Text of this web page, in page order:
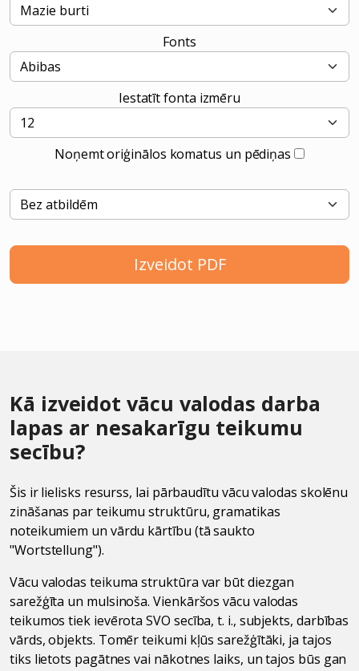
Fonts
Iestatīt fonta izmēru
Noņemt oriģinālos komatus un pēdiņas
Izveidot PDF
Kā izveidot vācu valodas darba
lapas ar nesakarīgu teikumu
secību?
Šis ir lielisks resurss, lai pārbaudītu vācu valodas skolēnu
zināšanas par teikumu struktūru, gramatikas
noteikumiem un vārdu kārtību (tā saukto
"Wortstellung").
Vācu valodas teikuma struktūra var būt diezgan
sarežģīta un mulsinoša. Vienkāršos vācu valodas
teikumos tiek ievērota SVO secība, t. i., subjekts, darbības
vārds, objekts. Tomēr teikumi kļūs sarežģītāki, ja tajos
tiks lietots pagātnes vai nākotnes laiks, un tajos būs gan